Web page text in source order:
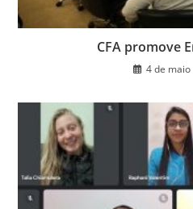
CFA promove
4 de maio